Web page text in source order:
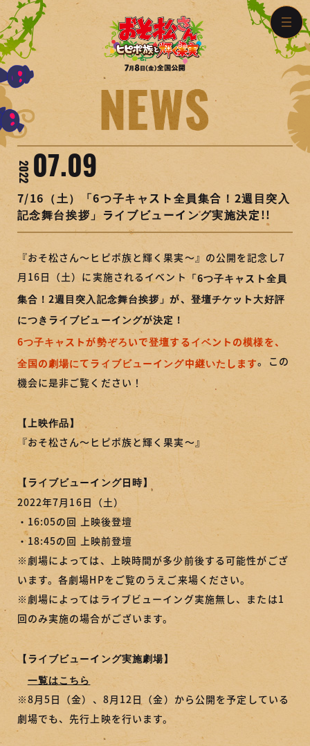
NEWS
INTRODUCTION STORY
CHARACTER
BD&DVD&CD GOODS
前売券 来場者特典
舞台挨拶 劇場情報
おそ松さん公式ツイッター
おそ松さんYouTube公式チャンネル
SHARE
2022 07.09
7/16（土）「6つ子キャスト全員集合！2週目突入
記念舞台挨拶」ライブビューイング実施決定!!
『おそ松さん～ヒピポ族と輝く果実～』の公開を記念し7
月16日（土）に実施されるイベント 「6つ子キャスト全員
集合！2週目突入記念舞台挨拶」が、登壇チケット大好評
につきライブビューイングが決定！
6つ子キャストが勢ぞろいで登壇するイベントの模様を、
全国の劇場にてライブビューイング中継いたします。この
機会に是非ご覧ください！
【上映作品】
『おそ松さん～ヒピポ族と輝く果実～』
【ライブビューイング日時】
2022年7月16日（土）
・16:05の回 上映後登壇
・18:45の回 上映前登壇
※劇場によっては、上映時間が多少前後する可能性がござ
います。各劇場HPをご覧のうえご来場ください。
※劇場によってはライブビューイング実施無し、または1
回のみ実施の場合がございます。
【ライブビューイング実施劇場】
一覧はこちら
※8月5日（金）、8月12日（金）から公開を予定している
劇場でも、先行上映を行います。